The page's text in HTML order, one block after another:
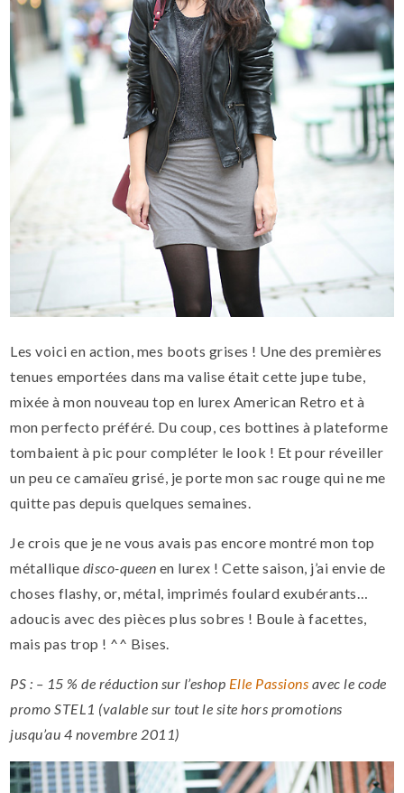
Les voici en action, mes boots grises ! Une des premières
tenues emportées dans ma valise était cette jupe tube,
mixée à mon nouveau top en lurex American Retro et à
mon perfecto préféré. Du coup, ces bottines à plateforme
tombaient à pic pour compléter le look ! Et pour réveiller
un peu ce camaïeu grisé, je porte mon sac rouge qui ne me
quitte pas depuis quelques semaines.
Je crois que je ne vous avais pas encore montré mon top
métallique disco-queen en lurex ! Cette saison, j’ai envie de
choses flashy, or, métal, imprimés foulard exubérants…
adoucis avec des pièces plus sobres ! Boule à facettes,
mais pas trop ! ^^ Bises.
PS : – 15 % de réduction sur l’eshop Elle Passions avec le code
promo STEL1 (valable sur tout le site hors promotions
jusqu’au 4 novembre 2011)